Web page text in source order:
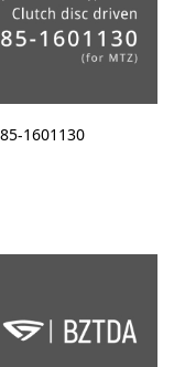
1601130